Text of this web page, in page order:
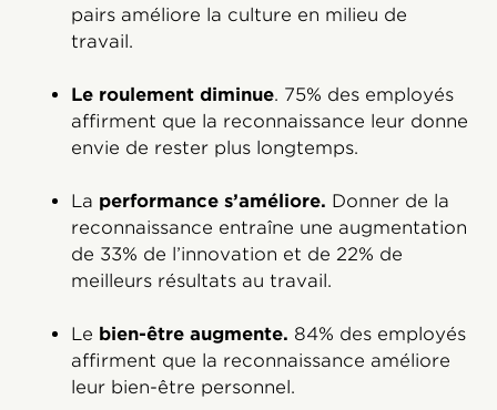
pairs améliore la culture en milieu de
travail.
Le roulement diminue. 75% des employés
affirment que la reconnaissance leur donne
envie de rester plus longtemps.
La performance s’améliore. Donner de la
reconnaissance entraîne une augmentation
de 33% de l’innovation et de 22% de
meilleurs résultats au travail.
Le bien-être augmente. 84% des employés
affirment que la reconnaissance améliore
leur bien-être personnel.